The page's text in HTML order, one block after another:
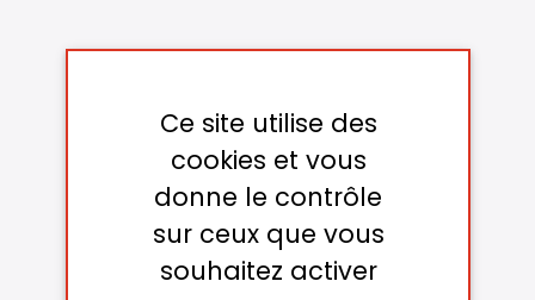
Ce site utilise des
cookies et vous
donne le contrôle
sur ceux que vous
souhaitez activer